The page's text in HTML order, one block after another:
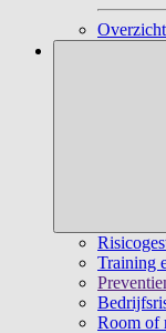
Training
Room of